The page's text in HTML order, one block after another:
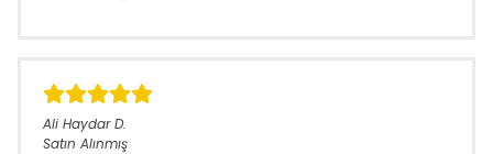
Ali Haydar D.
Satın Alınmış